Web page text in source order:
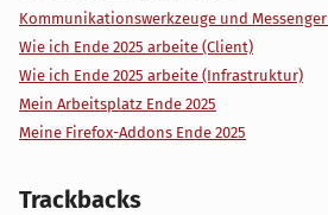
Kommunikationswerkzeuge und Messenger
Wie ich Ende 2025 arbeite (Client)
Wie ich Ende 2025 arbeite (Infrastruktur)
Mein Arbeitsplatz Ende 2025
Meine Firefox-Addons Ende 2025
Trackbacks